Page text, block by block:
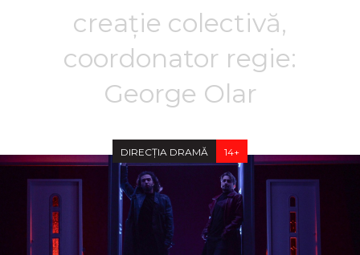
creație colectivă,
coordonator regie:
George Olar
DIRECȚIA DRAMĂ 14+